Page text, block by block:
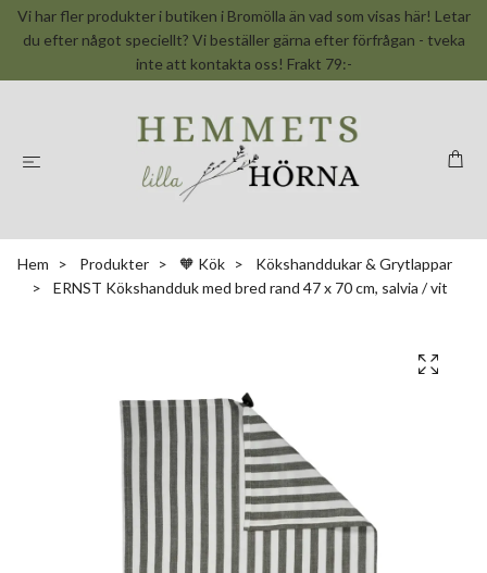
Vi har fler produkter i butiken i Bromölla än vad som visas här! Letar
du efter något speciellt? Vi beställer gärna efter förfrågan - tveka
inte att kontakta oss! Frakt 79:-
Hem Produkter 🧡 Kök
Kökshanddukar & Grytlappar
ERNST Kökshandduk med bred rand 47 x 70 cm, salvia / vit